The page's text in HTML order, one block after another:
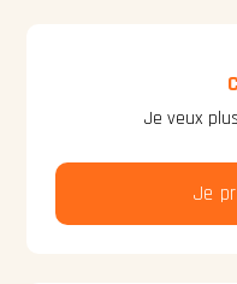
Je veux
Je